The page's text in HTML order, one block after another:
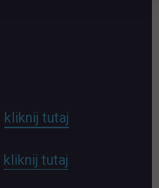
kliknij tutaj
kliknij tutaj